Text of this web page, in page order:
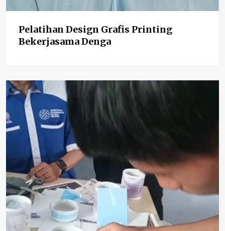
Pelatihan Design Grafis Printing
Bekerjasama Denga